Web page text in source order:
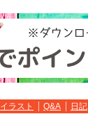
イラスト Q&A 日記